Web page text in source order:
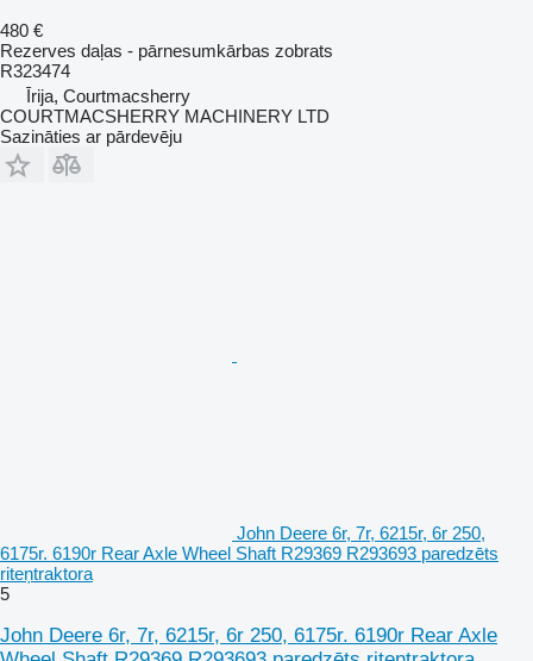
480 €
Rezerves daļas - pārnesumkārbas zobrats
R323474
Īrija, Courtmacsherry
COURTMACSHERRY MACHINERY LTD
Sazināties ar pārdevēju
John Deere 6r, 7r, 6215r, 6r 250,
6175r. 6190r Rear Axle Wheel Shaft R29369 R293693 paredzēts
riteņtraktora
5
John Deere 6r, 7r, 6215r, 6r 250, 6175r. 6190r Rear Axle